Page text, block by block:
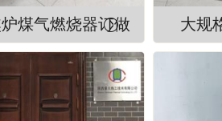
煤气燃烧器订做 大规